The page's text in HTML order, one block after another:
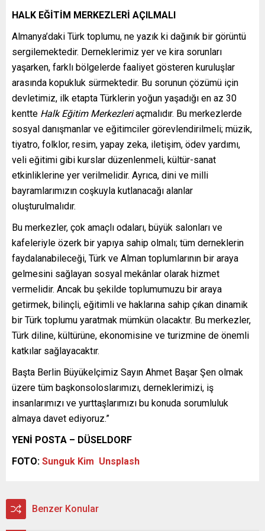
HALK EĞİTİM MERKEZLERİ AÇILMALI
Almanya’daki Türk toplumu, ne yazık ki dağınık bir görüntü
sergilemektedir. Derneklerimiz yer ve kira sorunları
yaşarken, farklı bölgelerde faaliyet gösteren kuruluşlar
arasında kopukluk sürmektedir. Bu sorunun çözümü için
devletimiz, ilk etapta Türklerin yoğun yaşadığı en az 30
kentte Halk Eğitim Merkezleriaçmalıdır. Bu merkezlerde
sosyal danışmanlar ve eğitimciler görevlendirilmeli; müzik,
tiyatro, folklor, resim, yapay zeka, iletişim, ödev yardımı,
veli eğitimi gibi kurslar düzenlenmeli, kültür-sanat
etkinliklerine yer verilmelidir. Ayrıca, dini ve milli
bayramlarımızın coşkuyla kutlanacağı alanlar
oluşturulmalıdır.
Bu merkezler, çok amaçlı odaları, büyük salonları ve
kafeleriyle özerk bir yapıya sahip olmalı; tüm derneklerin
faydalanabileceği, Türk ve Alman toplumlarının bir araya
gelmesini sağlayan sosyal mekânlar olarak hizmet
vermelidir. Ancak bu şekilde toplumumuzu bir araya
getirmek, bilinçli, eğitimli ve haklarına sahip çıkan dinamik
bir Türk toplumu yaratmak mümkün olacaktır. Bu merkezler,
Türk diline, kültürüne, ekonomisine ve turizmine de önemli
katkılar sağlayacaktır.
Başta Berlin Büyükelçimiz Sayın Ahmet Başar Şen olmak
üzere tüm başkonsoloslarımızı, derneklerimizi, iş
insanlarımızı ve yurttaşlarımızı bu konuda sorumluluk
almaya davet ediyoruz.”
YENİ POSTA – DÜSELDORF
FOTO: Sunguk Kim Unsplash
Benzer Konular